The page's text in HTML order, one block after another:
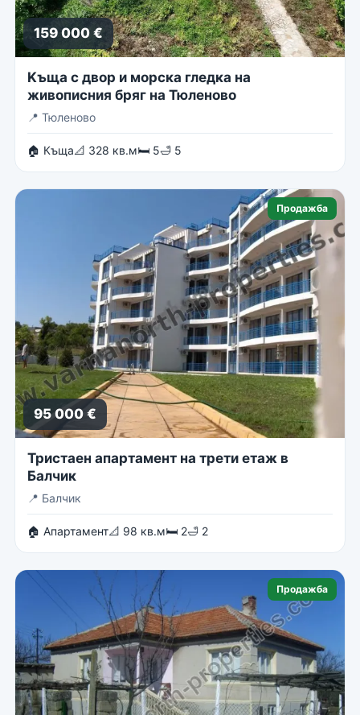
159 000 €
Kъща с двор и морска гледка на
живописния бряг на Тюленово
📍 Тюленово
🏠 Къща📐 328 кв.м🛏 5🛁 5
Продажба
95 000 €
Тристаен апартамент на трети етаж в
Балчик
📍 Балчик
🏠 Апартамент📐 98 кв.м🛏 2🛁 2
Продажба